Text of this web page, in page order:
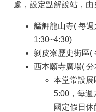
處，設定點解說站，由
艋舺龍山寺( 每
1:30~4:30)
剝皮寮歷史街區(
西本願寺廣場(
本堂常設
5:00，每週
國定假日休